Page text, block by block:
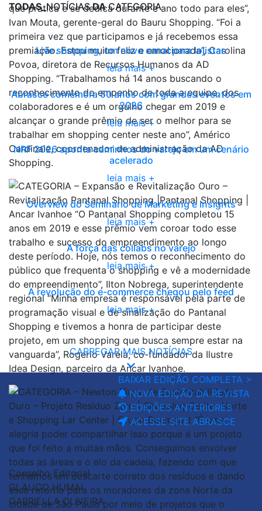
TODAS_NOTÍCIASDACATEGORIA
Live shopping, um novo canal para lojistas
leia mais +
Abrasce comemora 50 anos com grandes eventos em
2026
leia mais +
NRF 2026 aponta caminhos do varejo em um cenário
acelerado
leia mais +
Overview do Seminário de Marketing e Insights
leia mais +
A força das collabs no varejo
leia mais +
A revolução do e-commerce chegou pelo feed
leia mais +
CARREGAR MAIS NOTÍCIAS
BAIXAR EDIÇÃO COMPLETA >
NOVA EDIÇÃO DA REVISTA
EDIÇÕES ANTERIORES
ACESSE SITE ABRASCE
Conselho Editorial
GLAUCO HUMAI
GABRIELLA OLIVEIRA